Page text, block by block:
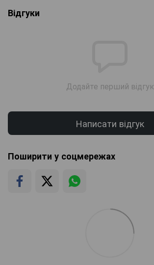
Відгуки
Додайте перший відгук
Написати відгук
Поширити у соцмережах